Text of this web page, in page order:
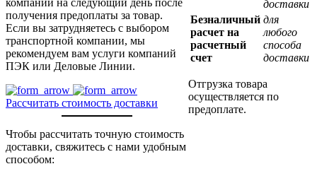
получения предоплаты за товар.
Если вы затрудняетесь с выбором
транспортной компании, мы
рекомендуем вам услуги компаний
ПЭК или Деловые Линии.
Рассчитать стоимость доставки
Чтобы рассчитать точную стоимость
доставки, свяжитесь с нами удобным
способом:
доставки
Безналичный
расчет на
расчетный
счет
для
любого
способа
доставки
Отгрузка товара
осуществляется по
предоплате.